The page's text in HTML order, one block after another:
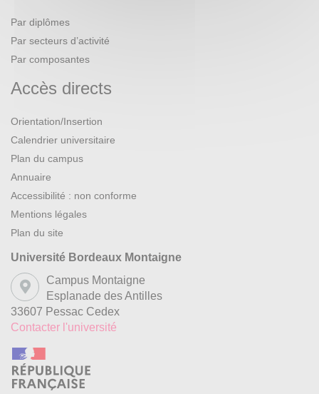
Par diplômes
Par secteurs d’activité
Par composantes
Accès directs
Orientation/Insertion
Calendrier universitaire
Plan du campus
Annuaire
Accessibilité : non conforme
Mentions légales
Plan du site
Université Bordeaux Montaigne
Campus Montaigne
Esplanade des Antilles
33607 Pessac Cedex
Contacter l'université